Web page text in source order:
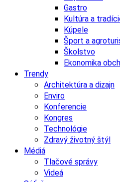
Gastro
Kultúra a
Kúpele
Šport a
Školstvo
Ekonomika
Trendy
Architektúra a dizajn
Enviro
Konferencie
Kongres
Technológie
Zdravý životný štýl
Médiá
Tlačové správy
Videá